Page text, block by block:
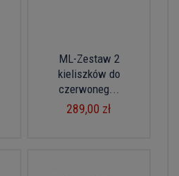
ML-Zestaw 2
kieliszków do
czerwoneg...
289,00 zł